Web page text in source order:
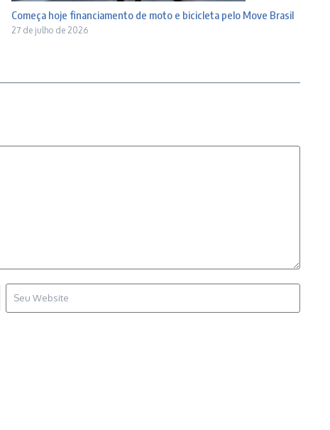
Começa hoje financiamento de moto e bicicleta pelo Move Brasil
27 de julho de 2026